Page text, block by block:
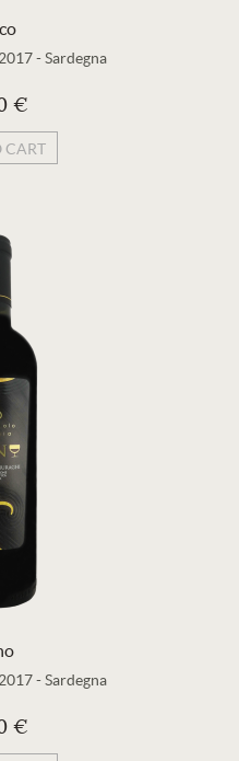
2017-Sardegna
€
CART
2017-Sardegna
€